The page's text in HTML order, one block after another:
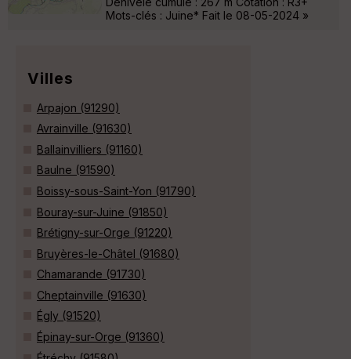
Mots-clés : Juine* Fait le 08-05-2024 »
Villes
Arpajon (91290)
Avrainville (91630)
Ballainvilliers (91160)
Baulne (91590)
Boissy-sous-Saint-Yon (91790)
Bouray-sur-Juine (91850)
Brétigny-sur-Orge (91220)
Bruyères-le-Châtel (91680)
Chamarande (91730)
Cheptainville (91630)
Égly (91520)
Épinay-sur-Orge (91360)